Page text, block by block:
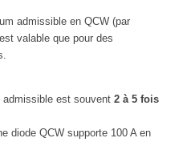
admissible en QCW (par
valable que pour des
admissible est souvent 2 à 5 fois
diode QCW supporte 100 A en